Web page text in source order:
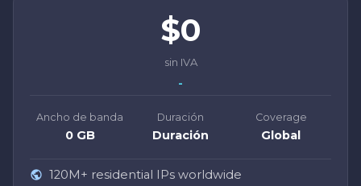
$0
sin IVA
-
Ancho de banda
0 GB
Duración
Duración
Coverage
Global
120M+ residential IPs worldwide